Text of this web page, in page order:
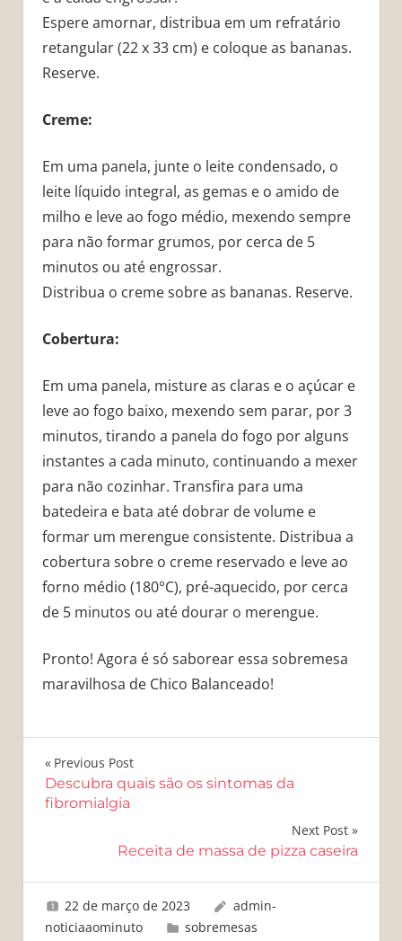
Espere amornar, distribua em um refratário
retangular (22 x 33 cm) e coloque as bananas.
Reserve.
Creme:
Em uma panela, junte o leite condensado, o
leite líquido integral, as gemas e o amido de
milho e leve ao fogo médio, mexendo sempre
para não formar grumos, por cerca de 5
minutos ou até engrossar.
Distribua o creme sobre as bananas. Reserve.
Cobertura:
Em uma panela, misture as claras e o açúcar e
leve ao fogo baixo, mexendo sem parar, por 3
minutos, tirando a panela do fogo por alguns
instantes a cada minuto, continuando a mexer
para não cozinhar. Transfira para uma
batedeira e bata até dobrar de volume e
formar um merengue consistente. Distribua a
cobertura sobre o creme reservado e leve ao
forno médio (180°C), pré-aquecido, por cerca
de 5 minutos ou até dourar o merengue.
Pronto! Agora é só saborear essa sobremesa
maravilhosa de Chico Balanceado!
Navegação
de
Previous Post
Descubra quais são os sintomas da
fibromialgia
Next Post
Receita de massa de pizza caseira
22 de março de 2023
admin-
noticiaaominuto
sobremesas